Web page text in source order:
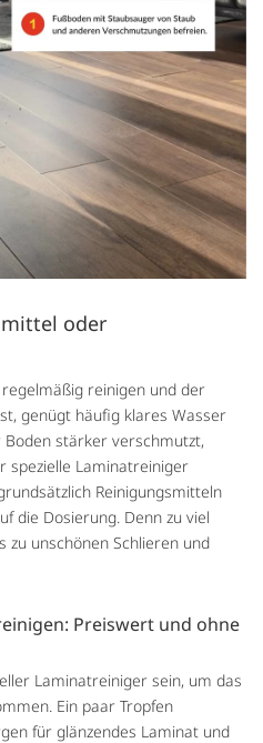
oder
reinigen und der
genügt häufig klares Wasser
stärker verschmutzt,
spezielle Laminatreiniger
Reinigungsmitteln
die Dosierung. Denn zu viel
zu unschönen Schlieren und
Preiswert und ohne
Laminatreiniger sein, um das
Ein paar Tropfen
für glänzendes Laminat und